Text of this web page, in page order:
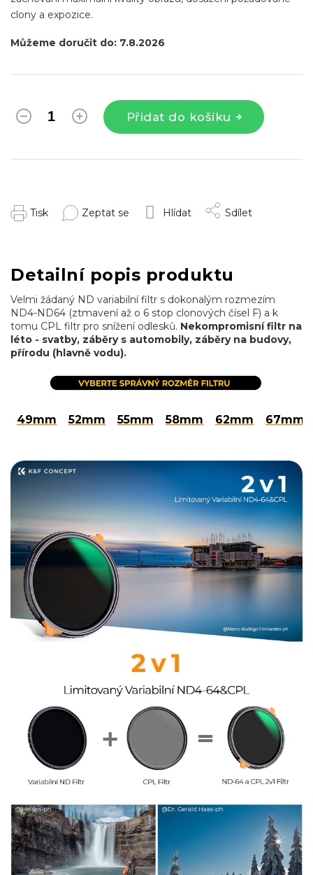
Můžeme doručit do: 7.8.2026
Přidat do košíku
clony a expozice.
Tisk Zeptat se Hlídat Sdílet
Detailní popis produktu
Velmi žádaný ND variabilní filtr s dokonalým rozmezím
ND4-ND64 (ztmavení až o 6 stop clonových čísel F) a k
tomu CPL filtr pro snížení odlesků. Nekompromisní filtr na
léto - svatby, záběry s automobily, záběry na budovy,
přírodu (hlavně vodu).
49mm 52mm 55mm 58mm 62mm 67mm